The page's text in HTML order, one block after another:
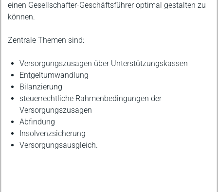
einen Gesellschafter-Geschäftsführer optimal gestalten zu
können.
Zentrale Themen sind:
Versorgungszusagen über Unterstützungskassen
Entgeltumwandlung
Bilanzierung
steuerrechtliche Rahmenbedingungen der
Versorgungszusagen
Abfindung
Insolvenzsicherung
Versorgungsausgleich.